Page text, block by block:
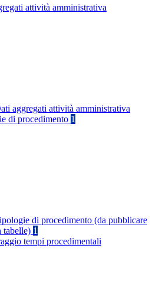
attività amministrativa
aggregati attività amministrativa
di procedimento 1
di procedimento (da pubblicare
tabelle) 1
tempi procedimentali